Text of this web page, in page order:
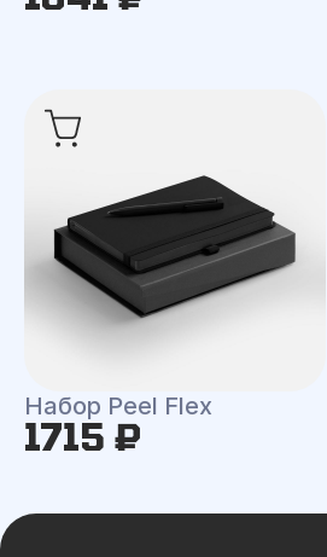
Набор Peel Flex
1715 ₽